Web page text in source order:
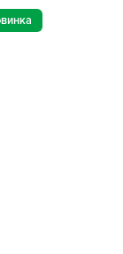
дорожка Fitex